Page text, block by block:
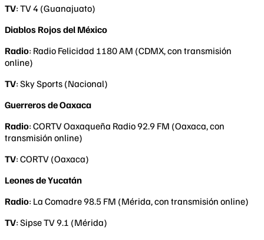
TV: TV 4 (Guanajuato)
Diablos Rojos del México
Radio: Radio Felicidad 1180 AM (CDMX, con transmisión
online)
TV: Sky Sports (Nacional)
Guerreros de Oaxaca
Radio: CORTV Oaxaqueña Radio 92.9 FM (Oaxaca, con
transmisión online)
TV: CORTV (Oaxaca)
Leones de Yucatán
Radio: La Comadre 98.5 FM (Mérida, con transmisión online)
TV: Sipse TV 9.1 (Mérida)